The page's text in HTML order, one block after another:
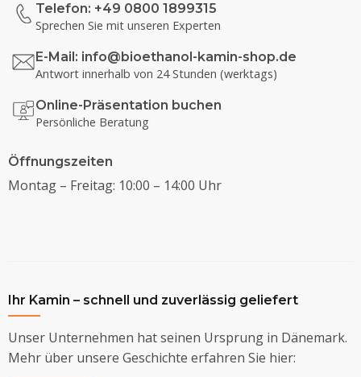
Telefon: +49 0800 1899315
Sprechen Sie mit unseren Experten
E-Mail: info@bioethanol-kamin-shop.de
Antwort innerhalb von 24 Stunden (werktags)
Online-Präsentation buchen
Persönliche Beratung
Öffnungszeiten
Montag – Freitag: 10:00 – 14:00 Uhr
Ihr Kamin – schnell und zuverlässig geliefert
Unser Unternehmen hat seinen Ursprung in Dänemark.
Mehr über unsere Geschichte erfahren Sie hier: